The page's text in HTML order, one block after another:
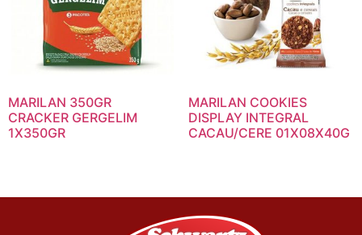
MARILAN 350GR
CRACKER GERGELIM
1X350GR
MARILAN COOKIES
DISPLAY INTEGRAL
CACAU/CERE 01X08X40G